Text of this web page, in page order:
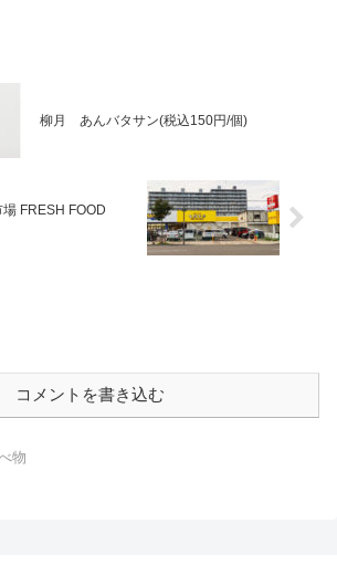
柳月 あんバタサン(税込150円/個)
FRESH FOOD
コメントを書き込む
物